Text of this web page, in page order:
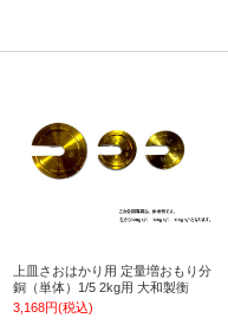
上皿さおはかり用 定量増おもり分
銅（単体）1/5 2kg用 大和製衡
3,168円(税込)